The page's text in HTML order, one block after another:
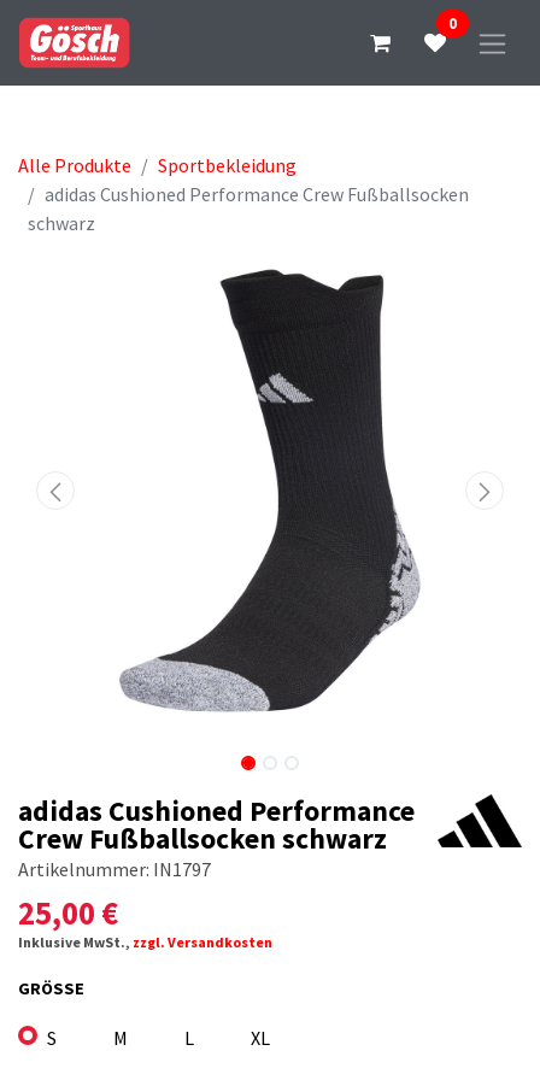
0
Alle Produkte
Sportbekleidung
adidas Cushioned Performance Crew Fußballsocken
schwarz
adidas Cushioned Performance
Crew Fußballsocken schwarz
Artikelnummer: IN1797
25,00 €
Inklusive MwSt., zzgl. Versandkosten
GRÖSSE
S M L XL